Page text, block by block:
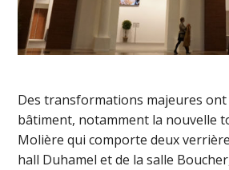
Des transformations majeures
bâtiment, notamment la nouvelle
Molière qui comporte deux
hall Duhamel et de la salle